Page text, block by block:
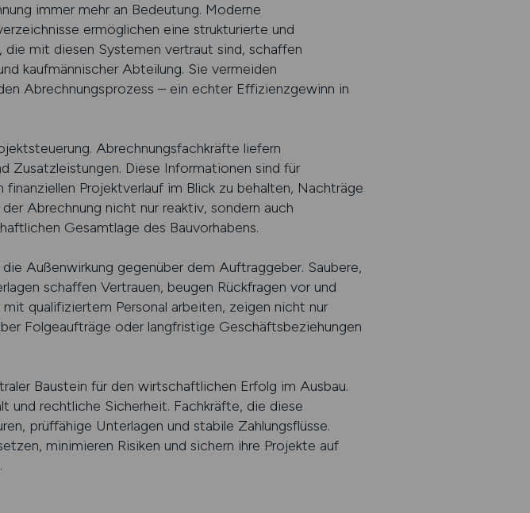
immer mehr an Bedeutung. Moderne
ermöglichen eine strukturierte und
die mit diesen Systemen vertraut sind, schaffen
kaufmännischer Abteilung. Sie vermeiden
Abrechnungsprozess – ein echter Effizienzgewinn in
Abrechnungsfachkräfte liefern
Zusatzleistungen. Diese Informationen sind für
Projektverlauf im Blick zu behalten, Nachträge
Abrechnung nicht nur reaktiv, sondern auch
Gesamtlage des Bauvorhabens.
Außenwirkung gegenüber dem Auftraggeber. Saubere,
schaffen Vertrauen, beugen Rückfragen vor und
qualifiziertem Personal arbeiten, zeigen nicht nur
Folgeaufträge oder langfristige Geschäftsbeziehungen
Baustein für den wirtschaftlichen Erfolg im Ausbau.
und rechtliche Sicherheit. Fachkräfte, die diese
prüffähige Unterlagen und stabile Zahlungsflüsse.
minimieren Risiken und sichern ihre Projekte auf